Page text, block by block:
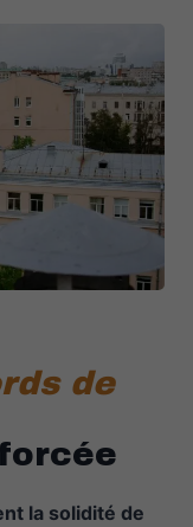
de
la solidité de